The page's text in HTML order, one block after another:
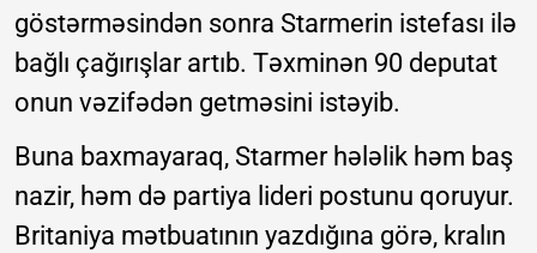
göstərməsindən sonra Starmerin istefası ilə
bağlı çağırışlar artıb. Təxminən 90 deputat
onun vəzifədən getməsini istəyib.
Buna baxmayaraq, Starmer hələlik həm baş
nazir, həm də partiya lideri postunu qoruyur.
Britaniya mətbuatının yazdığına görə, kralın